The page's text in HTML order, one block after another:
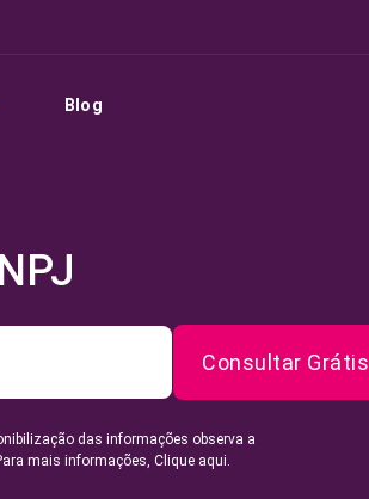
Blog
Consultar Grátis
das informações observa a
mais informações, Clique aqui.